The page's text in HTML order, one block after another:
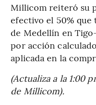
Millicom reiteró su
efectivo el 50% que
de Medellín en
por acción
aplicada en la
(Actualiza a la 1:00
de Millicom).